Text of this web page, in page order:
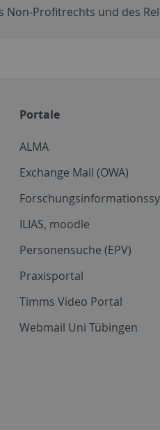
Non-Profitrechts und des
Portale
ALMA
Exchange Mail (OWA)
ILIAS, moodle
Personensuche (EPV)
Praxisportal
Timms Video Portal
Webmail Uni Tübingen